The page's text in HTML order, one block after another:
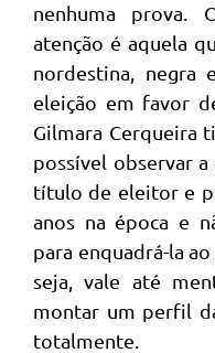
nenhuma prova.
atenção é aquela
nordestina,
eleição em favor
Gilmara Cerqueira
possível observar
título de eleitor e
anos na época e
para enquadrá-la
seja, vale até
montar um perfil
totalmente.